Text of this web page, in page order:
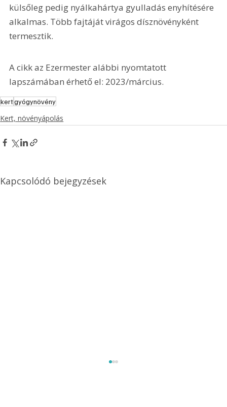
külsőleg pedig nyálkahártya gyulladás enyhítésére
alkalmas. Több fajtáját virágos dísznövényként
termesztik.
A cikk az Ezermester alábbi nyomtatott
lapszámában érhető el: 2023/március.
kertgyógynövény
Kert, növényápolás
Kapcsolódó bejegyzések